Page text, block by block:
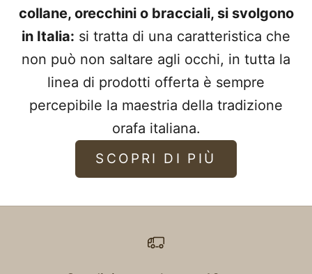
collane, orecchini o bracciali, si svolgono
in Italia: si tratta di una caratteristica che
non può non saltare agli occhi, in tutta la
linea di prodotti offerta è sempre
percepibile la maestria della tradizione
orafa italiana.
SCOPRI DI PIÙ